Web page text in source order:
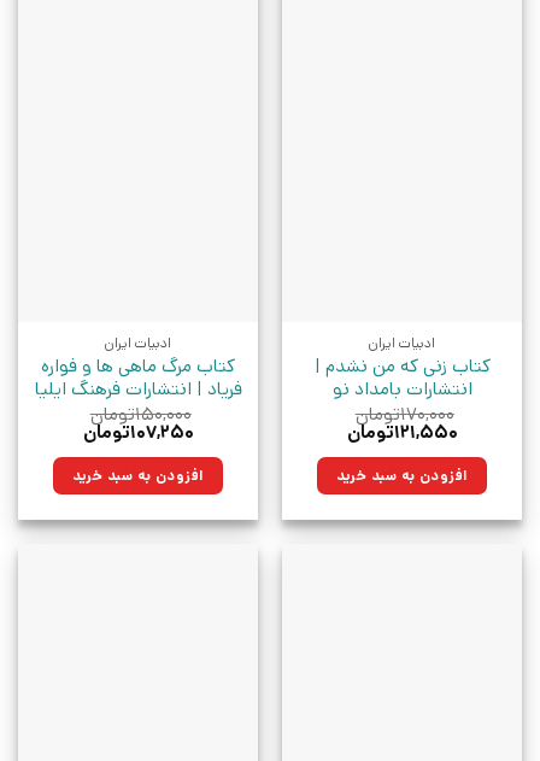
ادبیات ایران
کتاب زنی که من نشدم |
انتشارات بامداد نو
۱۷۰,۰۰۰تومان
قیمت
۱۷۰,۰۰۰تومان
بود.
۱۲۱,۵۵۰تومان
۱۲۱,۵۵۰تومان.افزودن به سبد خرید
ادبیات ایران
کتاب مرگ ماهی ها و فواره
فریاد | انتشارات فرهنگ ایلیا
۱۵۰,۰۰۰تومان
قیمت
۱۵۰,۰۰۰تومان
بود.
۱۰۷,۲۵۰تومان
۱۰۷,۲۵۰تومان.افزودن به سبد خرید